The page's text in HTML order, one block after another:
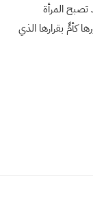
تصبح المرأة
كأمٍّ بقرارها الذي